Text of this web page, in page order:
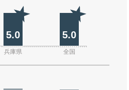
5.0 5.0
兵庫県 全国